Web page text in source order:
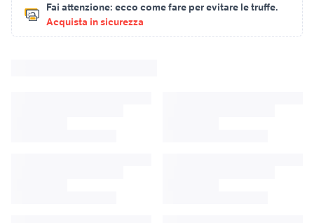
Fai attenzione: ecco come fare per evitare le truffe.
Acquista in sicurezza